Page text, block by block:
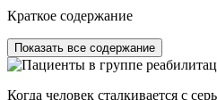
Краткое содержание
Показать все содержание
Когда человек сталкивается с